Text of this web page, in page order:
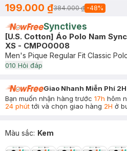
199.000 ₫384.000 ₫ -48%
Synctives
[U.S. Cotton] Áo Polo Nam
XS - CMPO0008
Men's Pique Regular Fit Classic
010 Hỏi đáp
Giao Nhanh Miễn Phí 2H
Bạn muốn nhận hàng trước 17h hôm
24 phúttới và chọn giao hàng 2H ở
Màu sắc: Kem